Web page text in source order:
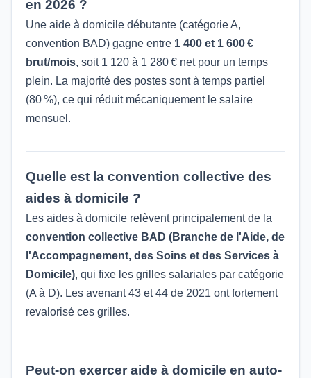
en 2026 ?
Une aide à domicile débutante (catégorie A,
convention BAD) gagne entre 1 400 et 1 600 €
brut/mois, soit 1 120 à 1 280 € net pour un temps
plein. La majorité des postes sont à temps partiel
(80 %), ce qui réduit mécaniquement le salaire
mensuel.
Quelle est la convention collective des
aides à domicile ?
Les aides à domicile relèvent principalement de la
convention collective BAD (Branche de l'Aide, de
l'Accompagnement, des Soins et des Services à
Domicile), qui fixe les grilles salariales par catégorie
(A à D). Les avenant 43 et 44 de 2021 ont fortement
revalorisé ces grilles.
Peut-on exercer aide à domicile en auto-